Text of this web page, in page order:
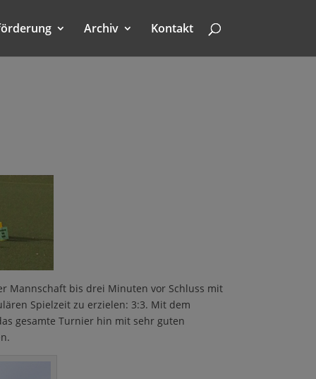
Archiv Kontakt
Mannschaft bis drei Minuten vor Schluss mit
Spielzeit zu erzielen: 3:3. Mit dem
gesamte Turnier hin mit sehr guten